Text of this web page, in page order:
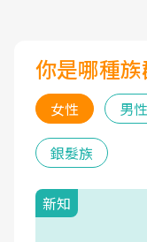
你是哪種族
女性 男性
銀髮族
新知